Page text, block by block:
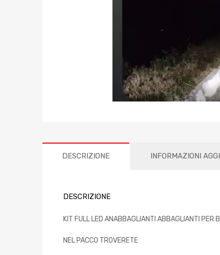
DESCRIZIONE INFORMAZIONI
DESCRIZIONE
KIT FULL LED ANABBAGLIANTI ABBAGLIANTI PER
NEL PACCO TROVERETE